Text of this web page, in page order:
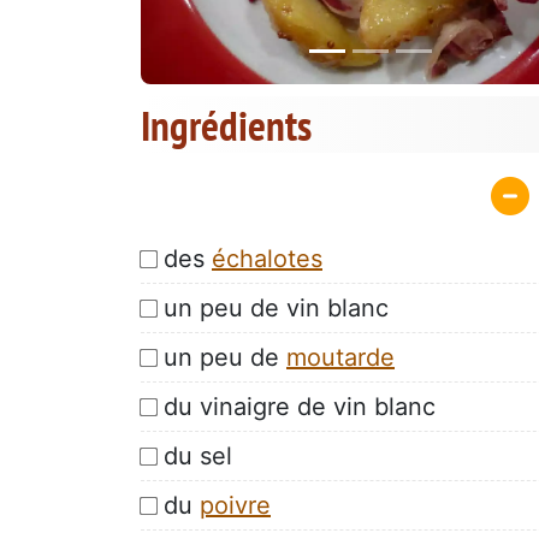
Ingrédients
des échalotes
un peu de vin blanc
un peu de moutarde
du vinaigre de vin blanc
du sel
du poivre